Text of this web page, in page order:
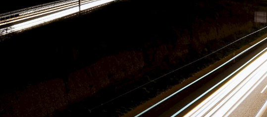
Security & Compliance
Industrie
Medien
Nearshoring Armenien
Code of Conduct
Unternehmenshistorie
Kontakt